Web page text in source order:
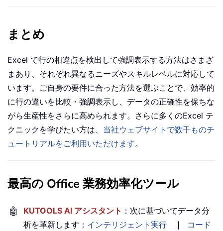
まとめ
Excel で行の相違点を検出して強調表示する方法はさまざ
まあり、それぞれ異なるニーズやスキルレベルに対応して
います。ご自身の要件に合った方法を選ぶことで、効率的
に行の違いを比較・強調表示し、データの正確性を保ちな
がら生産性をさらに高められます。さらに多くのExcel テ
クニックを学びたい方は、 当社ウェブサイトで数千ものチ
ュートリアルをご利用いただけます。
最高の Office 業務効率化ツール
🤖 KUTOOLS AI アシスタント ：次に基づいてデータ分
析を革新します： インテリジェント実行 ｜ コード